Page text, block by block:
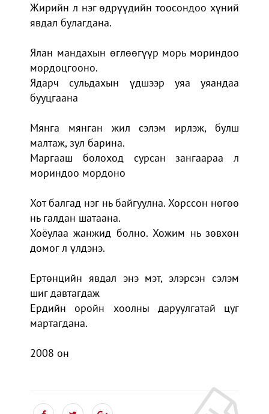
Жирийн л нэг өдрүүдийн тоосондоо хүний
явдал булагдана.
Ялан мандахын өглөөгүүр морь мориндоо
мордоцгооно.
Ядарч сульдахын үдшээр уяа уяандаа
бууцгаана
Мянга мянган жил сэлэм ирлэж, булш
малтаж, зул барина.
Маргааш болоход сурсан зангаараа л
мориндоо мордоно
Хот балгад нэг нь байгуулна. Хорссон нөгөө
нь галдан шатаана.
Хоёулаа жанжид болно. Хожим нь зөвхөн
домог л үлдэнэ.
Ертөнцийн явдал энэ мэт, элэрсэн сэлэм
шиг давтагдаж
Ердийн оройн хоолны даруулгатай цуг
мартагдана.
2008 он